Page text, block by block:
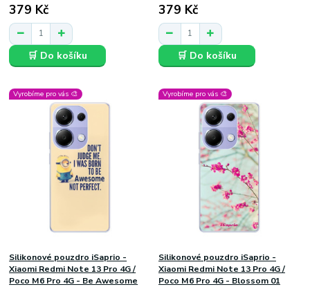
379 Kč
🛒 Do košíku
379 Kč
🛒 Do košíku
Vyrobíme pro vás 🎨
Silikonové pouzdro iSaprio -
Xiaomi Redmi Note 13 Pro 4G /
Poco M6 Pro 4G - Be Awesome
Vyrobíme pro vás 🎨
Silikonové pouzdro iSaprio -
Xiaomi Redmi Note 13 Pro 4G /
Poco M6 Pro 4G - Blossom 01